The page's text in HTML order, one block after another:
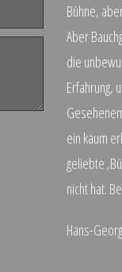
Bühne,
Aber
die
Erfahrung,
ein kaum
geliebte
nicht hat.
Hans-